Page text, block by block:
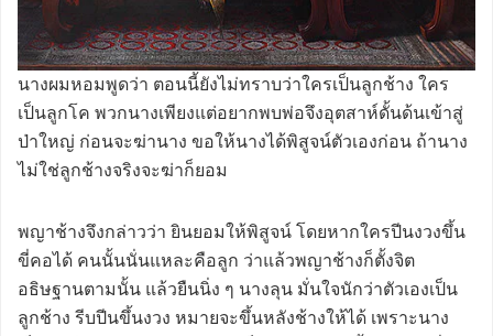
นางผมหอมพูดว่า ตอนนี้ยังไม่ทราบว่าใครเป็นลูกช้าง ใคร
เป็นลูกโค พวกนางเพียงแต่อยากพบพ่อจึงอุตสาห์ดั้นด้นเข้าสู่
ป่าใหญ่ ก่อนจะฆ่านาง ขอให้นางได้พิสูจน์ตัวเองก่อน ถ้านาง
ไม่ใช่ลูกช้างจริงจะฆ่าก็ยอม
พญาช้างจึงกล่าวว่า ยินยอมให้พิสูจน์ โดยหากใครปีนงวงขึ้น
ขี่คอได้ คนนั้นนั่นแหละคือลูก ว่าแล้วพญาช้างก็ตั้งจิต
อธิษฐานตามนั้น แล้วยืนนิ่ง ๆ นางลุน มั่นใจนักว่าตัวเองเป็น
ลูกช้าง รีบปีนขึ้นงวง หมายจะขึ้นหลังช้างให้ได้ เพราะนาง